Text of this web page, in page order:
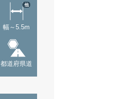
幅～5.5m
他
都道府県道